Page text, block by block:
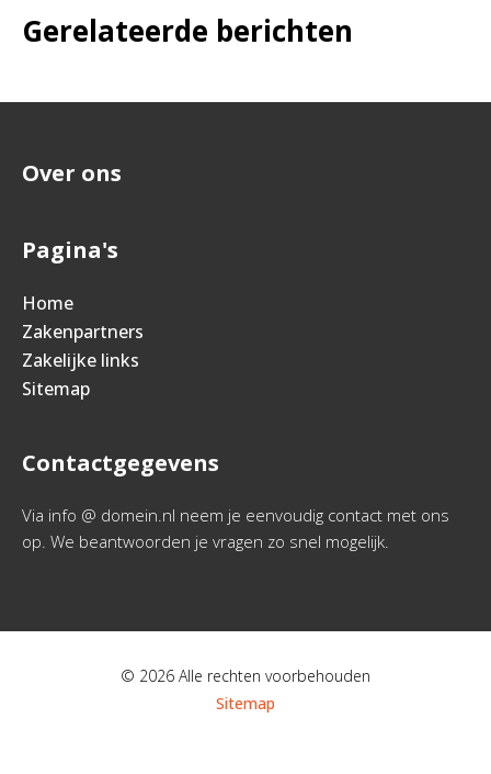
Gerelateerde berichten
Over ons
Pagina's
Home
Zakenpartners
Zakelijke links
Sitemap
Contactgegevens
Via info @ domein.nl neem je eenvoudig contact met ons
op. We beantwoorden je vragen zo snel mogelijk.
© 2026 Alle rechten voorbehouden
Sitemap